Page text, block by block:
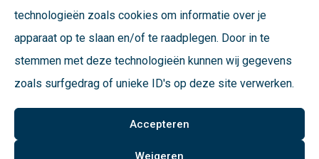
technologieën zoals cookies om informatie over je
apparaat op te slaan en/of te raadplegen. Door in te
stemmen met deze technologieën kunnen wij gegevens
zoals surfgedrag of unieke ID's op deze site verwerken.
Accepteren
Weigeren
VConsyst fournit et installe des systèmes de montage sur
véhicule qui permettent de contrôler, voire de peser, les
conteneurs à mini rouleaux ébréchés des camions
poubelles. Ce système de MOBA Automation permet de
non. VConsyst est le distributeur exclusif des systèmes de
MOBA Automation pour le Benelux.